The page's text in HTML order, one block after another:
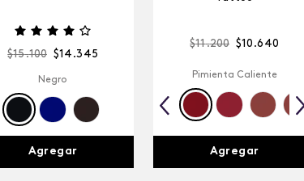
$15.100 $14 .345
Negro
Agregar
$11.200 $10 .640
Pimienta Caliente
Agregar